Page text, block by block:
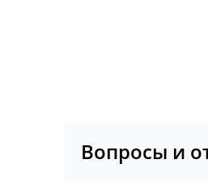
Вопросы и